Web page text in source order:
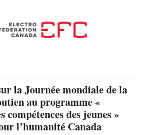
la Journée mondiale de la
au programme «
compétences des jeunes »
l’humanité Canada